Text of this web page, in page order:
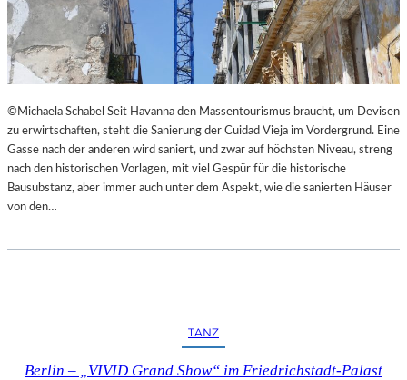
E
S
T
H
E
T
E
R
I
M
L
A
N
E
S
T
H
E
E
E
©Michaela Schabel Seit Havanna den Massentourismus braucht, um Devisen
zu erwirtschaften, steht die Sanierung der Cuidad Vieja im Vordergrund. Eine
Gasse nach der anderen wird saniert, und zwar auf höchsten Niveau, streng
nach den historischen Vorlagen, mit viel Gespür für die historische
Bausubstanz, aber immer auch unter dem Aspekt, wie die sanierten Häuser
von den…
TANZ
Berlin – „VIVID Grand Show“ im Friedrichstadt-Palast